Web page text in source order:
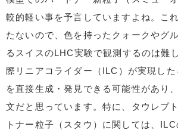
較的軽い事を予言していますよね。こ
たないので、色を持ったクォークやグ
るスイスのLHC実験で観測するのは難
際リニアコライダー（ILC）が実現し
を直接生成・発見できる可能性があり
文だと思っています。特に、タウレプ
トナー粒子（スタウ）に関しては、